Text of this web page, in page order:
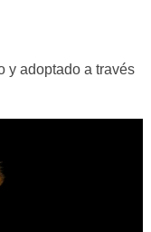
y adoptado a través